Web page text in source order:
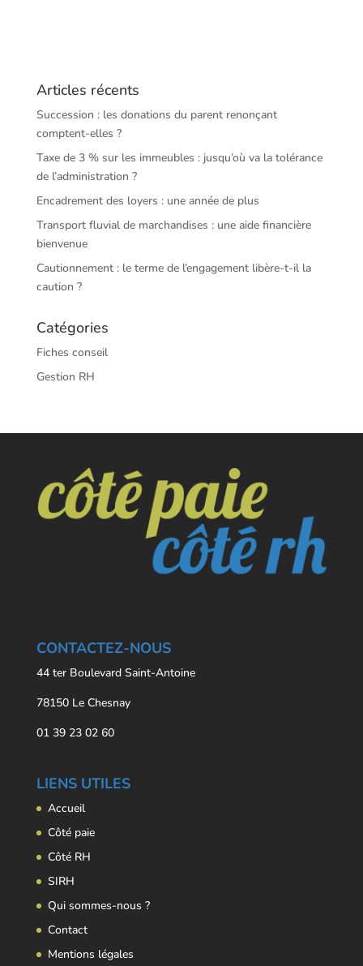
Articles récents
Succession : les donations du parent renonçant
comptent-elles ?
Taxe de 3 % sur les immeubles : jusqu’où va la tolérance
de l’administration ?
Encadrement des loyers : une année de plus
Transport fluvial de marchandises : une aide financière
bienvenue
Cautionnement : le terme de l’engagement libère-t-il la
caution ?
Catégories
Fiches conseil
Gestion RH
CONTACTEZ-NOUS
44 ter Boulevard Saint-Antoine
78150 Le Chesnay
01 39 23 02 60
LIENS UTILES
Accueil
Côté paie
Côté RH
SIRH
Qui sommes-nous ?
Contact
Mentions légales